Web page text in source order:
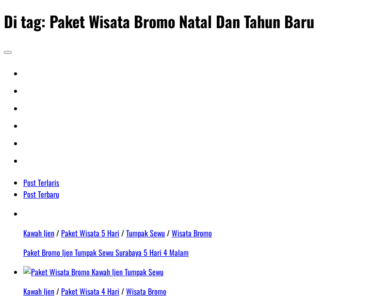
Di tag: Paket Wisata Bromo Natal Dan Tahun Baru
Post Terlaris
Post Terbaru
Kawah Ijen/ Paket Wisata 5 Hari /Tumpak Sewu/Wisata Bromo
Paket Bromo Ijen Tumpak Sewu Surabaya 5 Hari 4 Malam
Kawah Ijen/ Paket Wisata 4 Hari /Wisata Bromo